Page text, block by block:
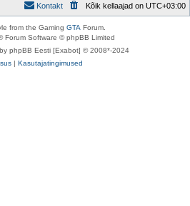
Kõik kellaajad on UTC+03:00
Kontakt
from the Gaming GTA Forum.
Forum Software © phpBB Limited
phpBB Eesti [Exabot] © 2008*-2024
| Kasutajatingimused